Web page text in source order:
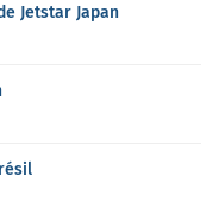
Jetstar Japan